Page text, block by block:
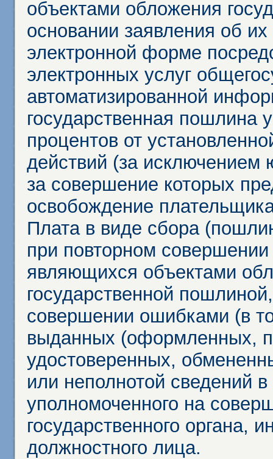
объектами обложения
основании заявления об
электронной форме
электронных услуг
автоматизированной
государственная пошлина
процентов от
действий (за исключением
за совершение которых
освобождение
Плата в виде сбора
при повторном
являющихся объектами
государственной
совершении ошибками (в
выданных (оформленных,
удостоверенных,
или неполнотой сведений
уполномоченного на
государственного органа,
должностного лица.